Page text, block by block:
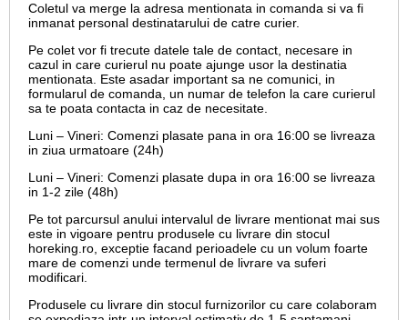
Coletul va merge la adresa mentionata in comanda si va fi
inmanat personal destinatarului de catre curier.
Pe colet vor fi trecute datele tale de contact, necesare in
cazul in care curierul nu poate ajunge usor la destinatia
mentionata. Este asadar important sa ne comunici, in
formularul de comanda, un numar de telefon la care curierul
sa te poata contacta in caz de necesitate.
Luni – Vineri: Comenzi plasate pana in ora 16:00 se livreaza
in ziua urmatoare (24h)
Luni – Vineri: Comenzi plasate dupa in ora 16:00 se livreaza
in 1-2 zile (48h)
Pe tot parcursul anului intervalul de livrare mentionat mai sus
este in vigoare pentru produsele cu livrare din stocul
horeking.ro, exceptie facand perioadele cu un volum foarte
mare de comenzi unde termenul de livrare va suferi
modificari.
Produsele cu livrare din stocul furnizorilor cu care colaboram